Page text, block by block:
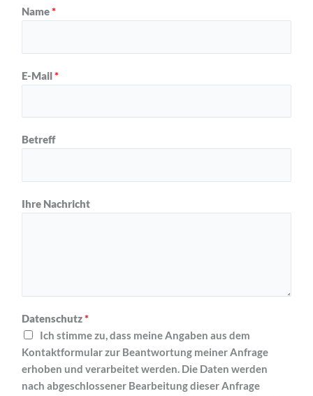
Name*
E-Mail*
Betreff
Ihre Nachricht
Datenschutz*
Ich stimme zu, dass meine Angaben aus dem
Kontaktformular zur Beantwortung meiner Anfrage
erhoben und verarbeitet werden. Die Daten werden
nach abgeschlossener Bearbeitung dieser Anfrage